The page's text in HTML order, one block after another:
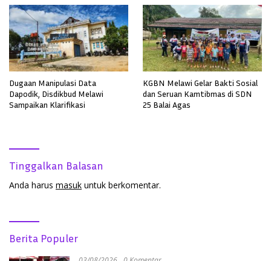
Dugaan Manipulasi Data
Dapodik, Disdikbud Melawi
Sampaikan Klarifikasi
KGBN Melawi Gelar Bakti Sosial
dan Seruan Kamtibmas di SDN
25 Balai Agas
Tinggalkan Balasan
Anda harus masuk untuk berkomentar.
Berita Populer